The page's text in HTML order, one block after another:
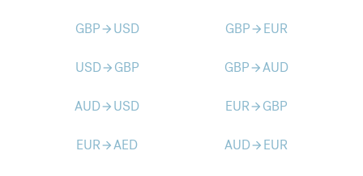
GBParrow_forward USD GBParrow_forward EUR
USDarrow_forward GBP GBParrow_forwardAUD
AUDarrow_forward USD EURarrow_forward GBP
EURarrow_forwardAED AUDarrow_forward EUR